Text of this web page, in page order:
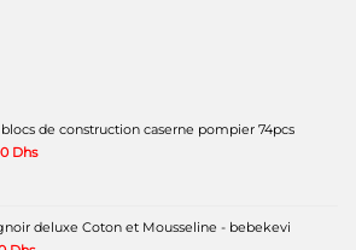
de construction caserne pompier 74pcs
Dhs.
DhsLe
300 Dhs.
deluxe Coton et Mousseline - bebekevi